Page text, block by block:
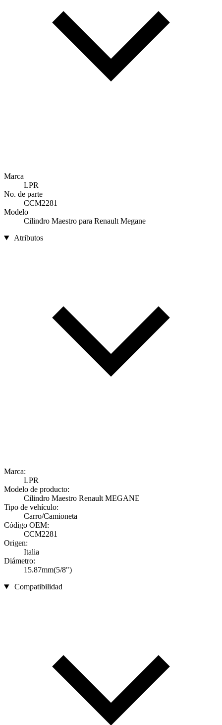
Marca
LPR
No. de parte
CCM2281
Modelo
Cilindro Maestro para Renault Megane
Atributos
Marca:
LPR
Modelo de producto:
Cilindro Maestro Renault MEGANE
Tipo de vehículo:
Carro/Camioneta
Código OEM:
CCM2281
Origen:
Italia
Diámetro:
15.87mm(5/8")
Compatibilidad